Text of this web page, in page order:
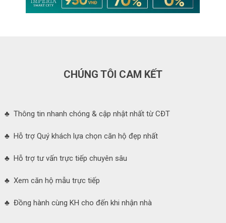
CHÚNG TÔI CAM KẾT
♣ Thông tin nhanh chóng & cập nhật nhất từ CĐT
♣ Hỗ trợ Quý khách lựa chọn căn hộ đẹp nhất
♣ Hỗ trợ tư vấn trực tiếp chuyên sâu
♣ Xem căn hộ mẫu trực tiếp
♣ Đồng hành cùng KH cho đến khi nhận nhà